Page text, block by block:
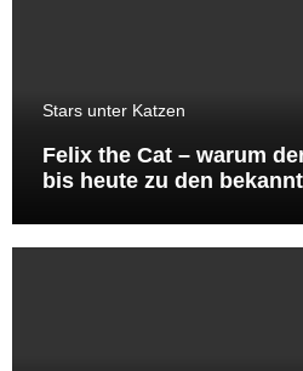
Stars unter Katzen
Felix the Cat – warum
bis heute zu den